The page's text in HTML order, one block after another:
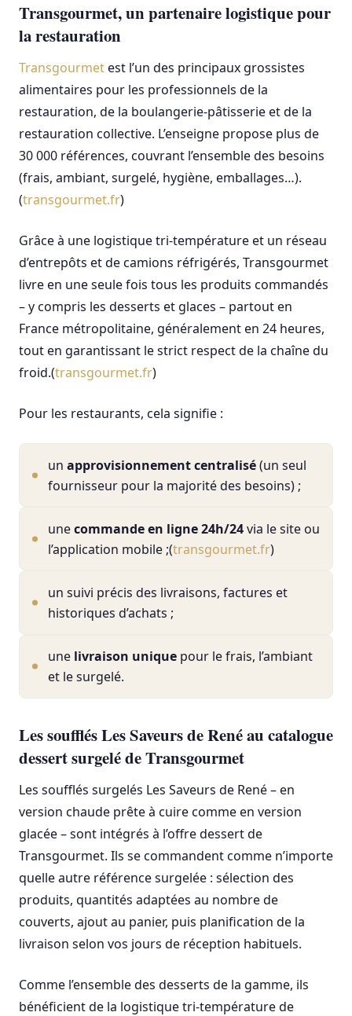
Transgourmet, un partenaire logistique pour
la restauration
Transgourmetest l’un des principaux grossistes
alimentaires pour les professionnels de la
restauration, de la boulangerie-pâtisserie et de la
restauration collective. L’enseigne propose plus de
30 000 références, couvrant l’ensemble des besoins
(frais, ambiant, surgelé, hygiène, emballages…).
(transgourmet.fr)
Grâce à une logistique tri-température et un réseau
d’entrepôts et de camions réfrigérés, Transgourmet
livre en une seule fois tous les produits commandés
– y compris les desserts et glaces – partout en
France métropolitaine, généralement en 24 heures,
tout en garantissant le strict respect de la chaîne du
froid.(transgourmet.fr)
Pour les restaurants, cela signifie :
un approvisionnement centralisé(un seul
fournisseur pour la majorité des besoins) ;
unecommande en ligne 24h/24via le site ou
l’application mobile ;(transgourmet.fr)
un suivi précis des livraisons, factures et
historiques d’achats ;
une livraison unique pour le frais, l’ambiant
et le surgelé.
Les soufflés Les Saveurs de René au catalogue
dessert surgelé de Transgourmet
Les soufflés surgelés Les Saveurs de René – en
version chaude prête à cuire comme en version
glacée – sont intégrés à l’offre dessert de
Transgourmet. Ils se commandent comme n’importe
quelle autre référence surgelée : sélection des
produits, quantités adaptées au nombre de
couverts, ajout au panier, puis planification de la
livraison selon vos jours de réception habituels.
Comme l’ensemble des desserts de la gamme, ils
bénéficient de la logistique tri-température de